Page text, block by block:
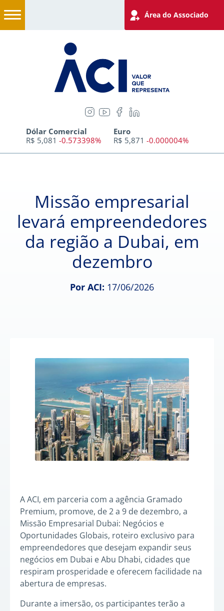
Área do Associado
Dólar Comercial
R$ 5,081 -0.573398%
Euro
R$ 5,871 -0.000004%
Missão empresarial
levará empreendedores
da região a Dubai, em
dezembro
Por ACI: 17/06/2026
A ACI, em parceria com a agência Gramado
Premium, promove, de 2 a 9 de dezembro, a
Missão Empresarial Dubai: Negócios e
Oportunidades Globais, roteiro exclusivo para
empreendedores que desejam expandir seus
negócios em Dubai e Abu Dhabi, cidades que
respiram prosperidade e oferecem facilidade na
abertura de empresas.
Durante a imersão, os participantes terão a